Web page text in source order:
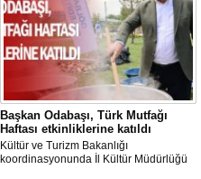
Başkan Odabaşı, Türk Mutfağı
Haftası etkinliklerine katıldı
Kültür ve Turizm Bakanlığı
koordinasyonunda İl Kültür Müdürlüğü